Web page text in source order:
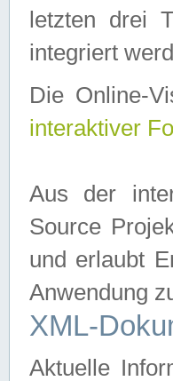
letzten drei
integriert
Die Online-
interaktiver
Aus der
Source
und erlaubt
Anwendung
XML-
Aktuelle